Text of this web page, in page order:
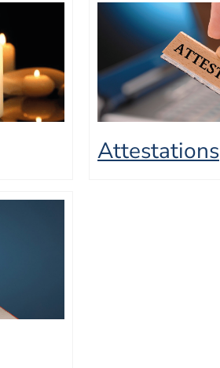
Attestations